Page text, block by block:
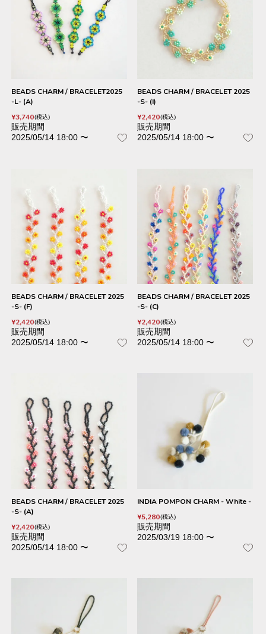
BEADS CHARM / BRACELET2025
-L- (A)
¥3,740 税込
販売期間
2025/05/14 18:00 〜
BEADS CHARM / BRACELET 2025
-S- (I)
¥2,420 税込
販売期間
2025/05/14 18:00 〜
BEADS CHARM / BRACELET 2025
-S- (F)
¥2,420 税込
販売期間
2025/05/14 18:00 〜
BEADS CHARM / BRACELET 2025
-S- (C)
¥2,420 税込
販売期間
2025/05/14 18:00 〜
BEADS CHARM / BRACELET 2025
-S- (A)
¥2,420 税込
販売期間
2025/05/14 18:00 〜
INDIA POMPON CHARM - White -
¥5,280 税込
販売期間
2025/03/19 18:00 〜